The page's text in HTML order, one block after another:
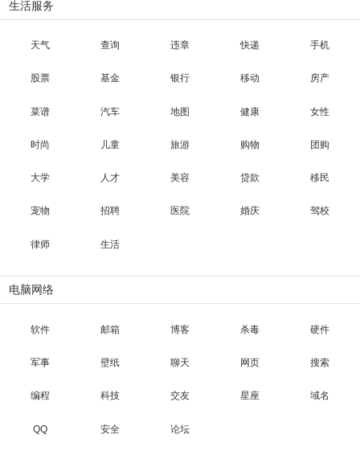
生活服务
天气 查询 违章 快递 手机
股票 基金 银行 移动 房产
菜谱 汽车 地图 健康 女性
时尚 儿童 旅游 购物 团购
大学 人才 美容 贷款 移民
宠物 招聘 医院 婚庆 驾校
律师 生活
电脑网络
软件 邮箱 博客 杀毒 硬件
军事 壁纸 聊天 网页 搜索
编程 科技 交友 星座 域名
QQ 安全 论坛